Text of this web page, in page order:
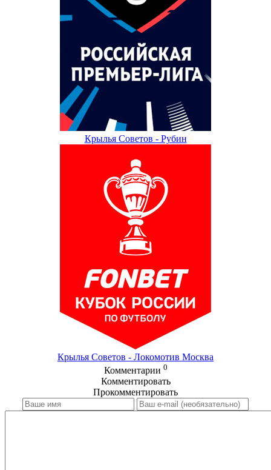
Крылья Советов - Рубин
Крылья Советов - Локомотив Москва
Комментарии 0
Комментировать
Прокомментировать